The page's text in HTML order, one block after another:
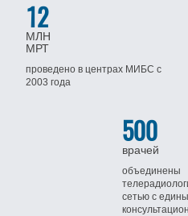
12
МЛН
МРТ
проведено в центрах МИБСс
2003 года
500
врачей
объединены
сетью с